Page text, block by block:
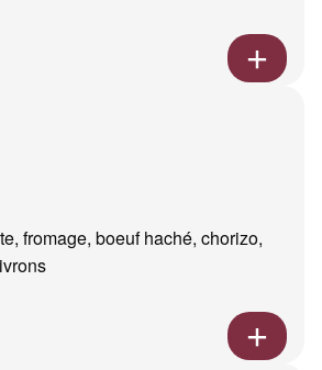
fromage, boeuf haché, chorizo,